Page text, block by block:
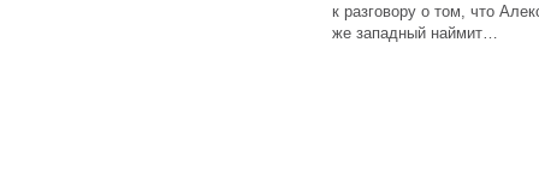
к разговору о том, что
же западный наймит…